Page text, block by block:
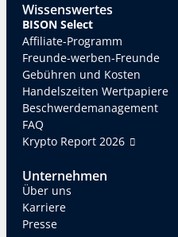
Wissenswertes
BISON Select
Affiliate-Programm
Freunde-werben-Freunde
Gebühren und Kosten
Handelszeiten Wertpapiere
Beschwerdemanagement
FAQ
Krypto Report 2026
Unternehmen
Über uns
Karriere
Presse